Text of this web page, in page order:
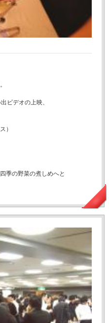
ビデオの上映、
）
季の野菜の煮しめへと